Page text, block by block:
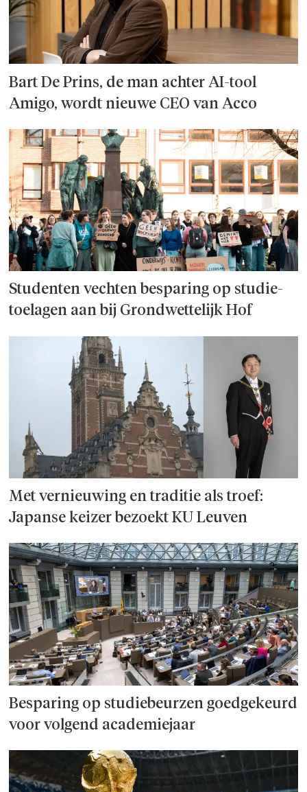
Bart De Prins, de man achter AI-tool
Amigo, wordt nieuwe CEO van Acco
Studenten vechten besparing op studie­
toelagen aan bij Grondwettelijk Hof
Met vernieuwing en traditie als troef:
Japanse keizer bezoekt KU Leuven
Besparing op studie­beurzen goed­ge­keurd
voor volgend academiejaar